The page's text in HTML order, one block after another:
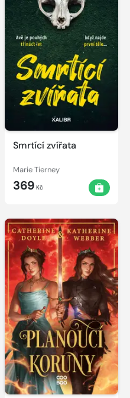
Smrtící zvířata
Marie Tierney
369 Kč